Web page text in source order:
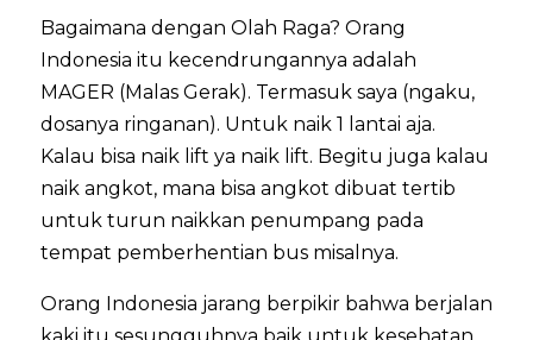
Bagaimana dengan Olah Raga? Orang
Indonesia itu kecendrungannya adalah
MAGER (Malas Gerak). Termasuk saya (ngaku,
dosanya ringanan). Untuk naik 1 lantai aja.
Kalau bisa naik lift ya naik lift. Begitu juga kalau
naik angkot, mana bisa angkot dibuat tertib
untuk turun naikkan penumpang pada
tempat pemberhentian bus misalnya.
Orang Indonesia jarang berpikir bahwa berjalan